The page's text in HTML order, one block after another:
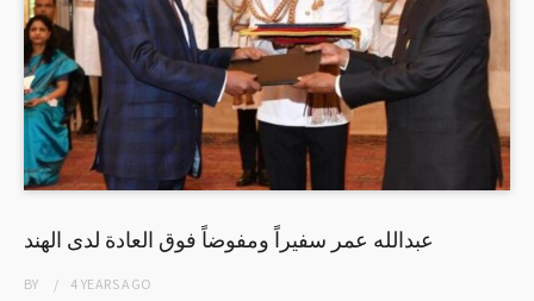
عبدالله عمر سفيراً ومفوضاً فوق العادة لدى الهند
BY 4 YEARSAGO